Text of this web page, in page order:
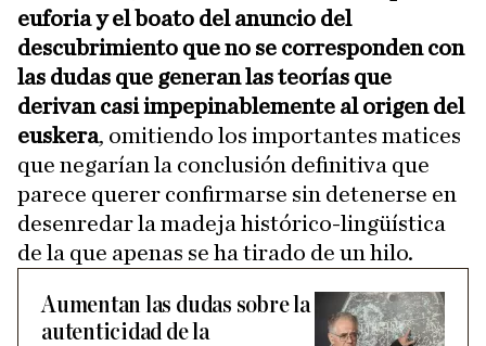
euforia y el boato del anuncio del
descubrimiento que no se corresponden con
las dudas que generan las teorías que
derivan casi impepinablemente al origen del
euskera, omitiendo los importantes matices
que negarían la conclusión definitiva que
parece querer confirmarse sin detenerse en
desenredar la madeja histórico-lingüística
de la que apenas se ha tirado de un hilo.
Aumentan las dudas sobre la
autenticidad de la